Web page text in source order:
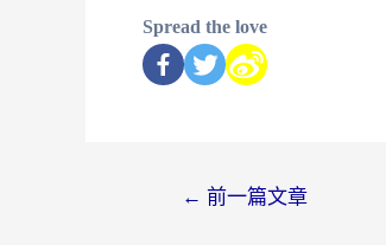
Spread the love
← 前一篇文章